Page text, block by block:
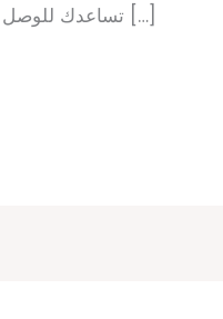
تساعدك للوصل لافضل مشاهدة لاعلانك وتقدم لك افضل سعر دقيقة الاعلان […]